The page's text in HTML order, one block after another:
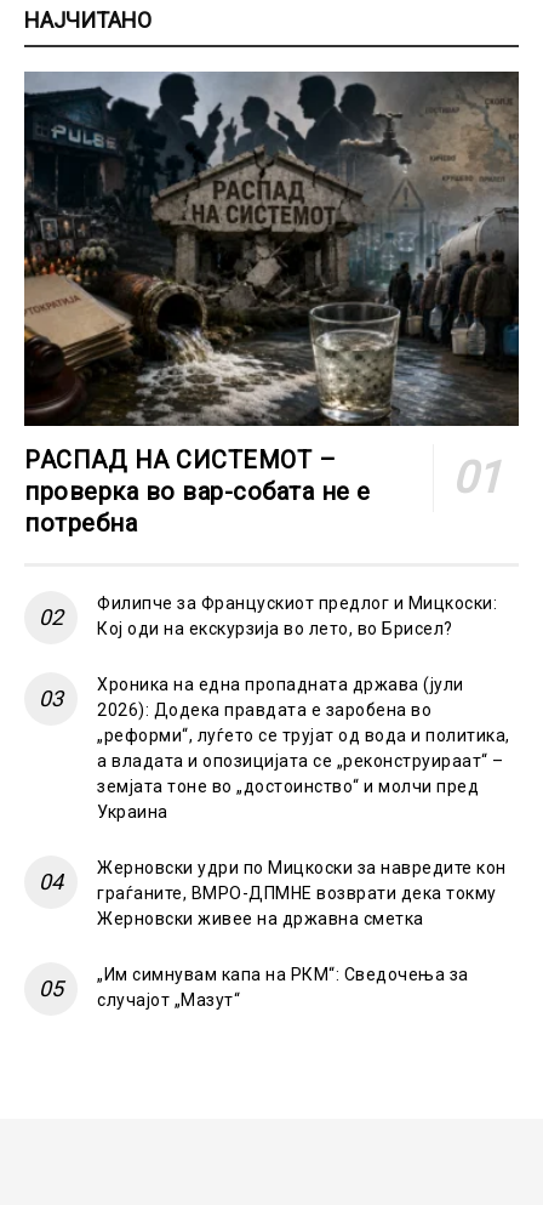
НАЈЧИТАНО
РАСПАД НА СИСТЕМОТ –
проверка во вар-собата не е
потребна
Филипче за Францускиот предлог и Мицкоски:
Кој оди на екскурзија во лето, во Брисел?
Хроника на една пропадната држава (јули
2026): Додека правдата е заробена во
„реформи“, луѓето се трујат од вода и политика,
а владата и опозицијата се „реконструираат“ –
земјата тоне во „достоинство“ и молчи пред
Украина
Жерновски удри по Мицкоски за навредите кон
граѓаните, ВМРО-ДПМНЕ возврати дека токму
Жерновски живее на државна сметка
„Им симнувам капа на РКМ“: Сведочења за
случајот „Мазут“